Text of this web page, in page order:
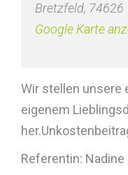
Bretzfeld, 74626
Google Karte
Wir stellen unsere
eigenem
Referentin: